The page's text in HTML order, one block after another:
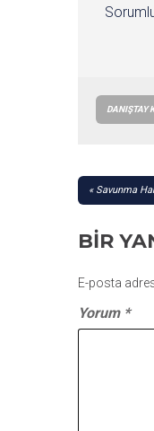
DANIŞTAY
YAZI
Savunma
BIR
E-posta
Yorum *